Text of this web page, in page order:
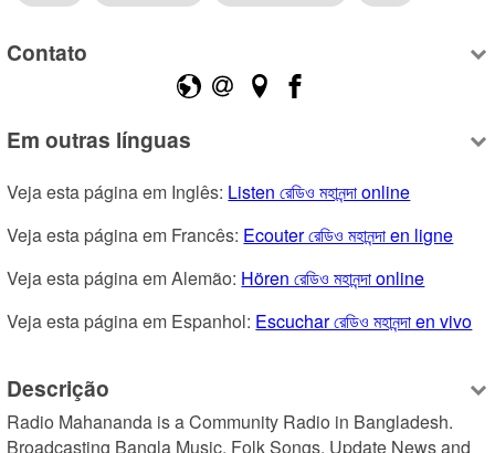
Contato
Em outras línguas
Veja esta página em Inglês: Listen রেডিও মহানন্দা online
Veja esta página em Francês: Ecouter রেডিও মহানন্দা en ligne
Veja esta página em Alemão: Hören রেডিও মহানন্দা online
Veja esta página em Espanhol: Escuchar রেডিও মহানন্দা en vivo
Descrição
Radio Mahananda is a Community Radio in Bangladesh.
Broadcasting Bangla Music, Folk Songs, Update News and